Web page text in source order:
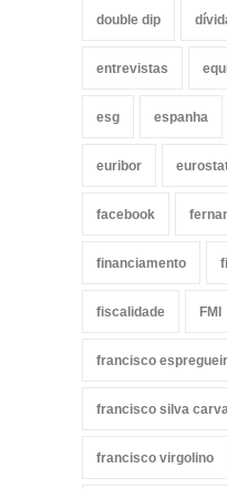
double dip
entrevistas
esg espanha
euribor
facebook
financiamento
fiscalidade FMI
francisco
francisco silva
francisco virgolino